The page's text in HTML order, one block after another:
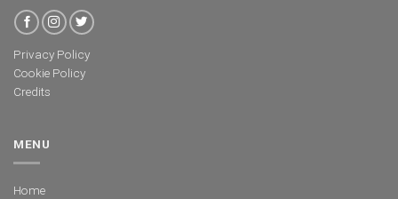
Privacy Policy
Cookie Policy
Credits
MENU
Home